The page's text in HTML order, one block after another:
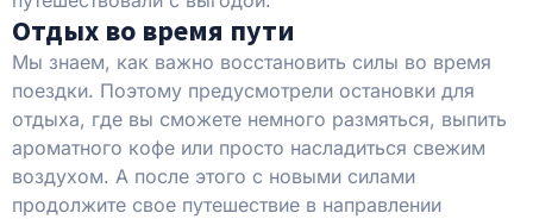
Отдых во время пути
Мы знаем, как важно восстановить силы во время
поездки. Поэтому предусмотрели остановки для
отдыха, где вы сможете немного размяться, выпить
ароматного кофе или просто насладиться свежим
воздухом. А после этого с новыми силами
продолжите свое путешествие в направлении